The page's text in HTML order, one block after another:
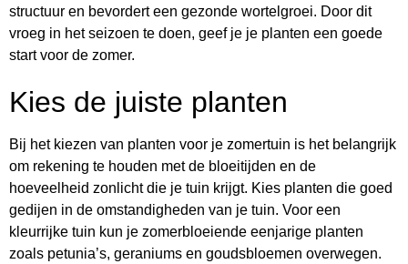
structuur en bevordert een gezonde wortelgroei. Door dit
vroeg in het seizoen te doen, geef je je planten een goede
start voor de zomer.
Kies de juiste planten
Bij het kiezen van planten voor je zomertuin is het belangrijk
om rekening te houden met de bloeitijden en de
hoeveelheid zonlicht die je tuin krijgt. Kies planten die goed
gedijen in de omstandigheden van je tuin. Voor een
kleurrijke tuin kun je zomerbloeiende eenjarige planten
zoals petunia’s, geraniums en goudsbloemen overwegen.